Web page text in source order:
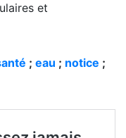
et
; eau ; notice ;